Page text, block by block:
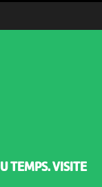
TEMPS. VISITE